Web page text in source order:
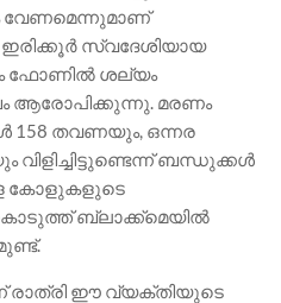
വേണമെന്നുമാണ്
സ്വദേശിയായ
ഫോണിൽ ശല്യം
ആരോപിക്കുന്നു. മരണം
158 തവണയും, ഒന്നര
ബന്ധുക്കൾ
കോളുകളുടെ
ബ്ലാക്ക്മെയിൽ
രാത്രി ഈ വ്യക്തിയുടെ